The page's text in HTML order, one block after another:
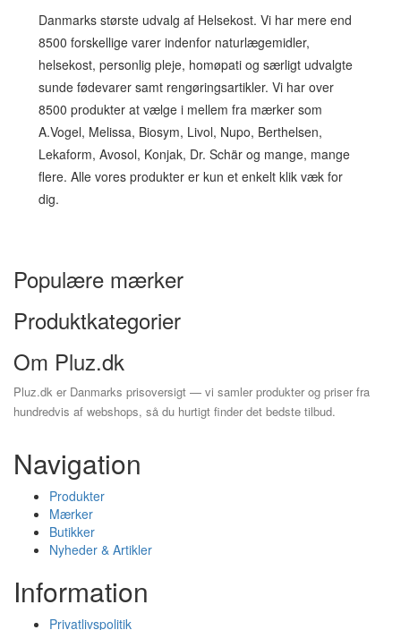
Danmarks største udvalg af Helsekost. Vi har mere end
8500 forskellige varer indenfor naturlægemidler,
helsekost, personlig pleje, homøpati og særligt udvalgte
sunde fødevarer samt rengøringsartikler. Vi har over
8500 produkter at vælge i mellem fra mærker som
A.Vogel, Melissa, Biosym, Livol, Nupo, Berthelsen,
Lekaform, Avosol, Konjak, Dr. Schär og mange, mange
flere. Alle vores produkter er kun et enkelt klik væk for
dig.
Populære mærker
Produktkategorier
Om Pluz.dk
Pluz.dk er Danmarks prisoversigt — vi samler produkter og priser fra
hundredvis af webshops, så du hurtigt finder det bedste tilbud.
Navigation
Produkter
Mærker
Butikker
Nyheder & Artikler
Information
Privatlivspolitik